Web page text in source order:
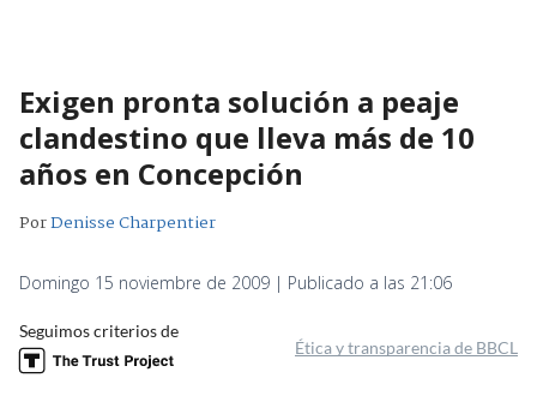
Exigen pronta solución a peaje
clandestino que lleva más de 10
años en Concepción
PorDenisse Charpentier
Domingo 15 noviembre de 2009 | Publicado a las 21:06
Seguimos criterios de
Ética y transparencia de BBCL